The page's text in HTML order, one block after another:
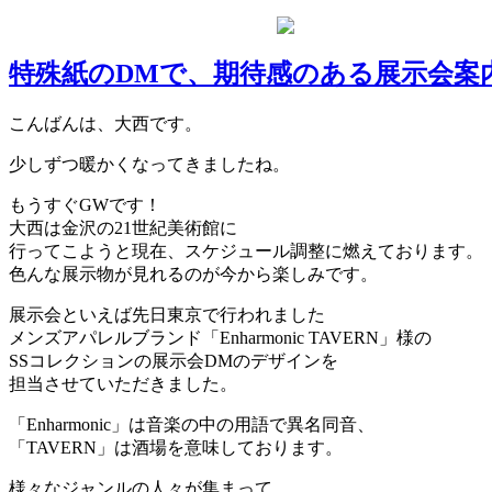
特殊紙のDMで、期待感のある展示会案
こんばんは、大西です。
少しずつ暖かくなってきましたね。
もうすぐGWです！
大西は金沢の21世紀美術館に
行ってこようと現在、スケジュール調整に燃えております。
色んな展示物が見れるのが今から楽しみです。
展示会といえば先日東京で行われました
メンズアパレルブランド「Enharmonic TAVERN」様の
SSコレクションの展示会DMのデザインを
担当させていただきました。
「Enharmonic」は音楽の中の用語で異名同音、
「TAVERN」は酒場を意味しております。
様々なジャンルの人々が集まって